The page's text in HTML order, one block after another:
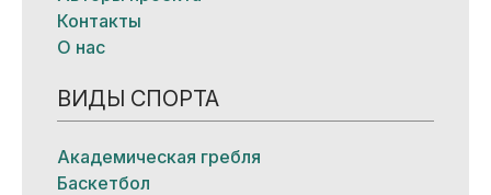
Контакты
О нас
ВИДЫ СПОРТА
Академическая гребля
Баскетбол